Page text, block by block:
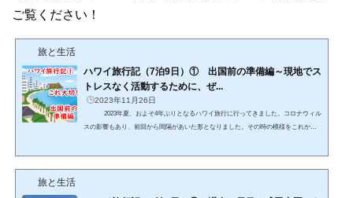
ご覧ください！
旅と生活
ハワイ旅行記（7泊9日）① 出国前の準備編～現地でス
トレスなく活動するために、ぜ...
2023年11月26日
2023年夏、およそ4年ぶりとなるハワイ旅行に行ってきました。コロナウィル
スの影響もあり、前回から間隔があいた形となりました。その時の模様をこれから9
旅と生活